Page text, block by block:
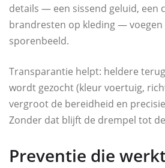
details — een sissend geluid, een
brandresten op kleding —
sporenbeeld.
Transparantie helpt: heldere
wordt gezocht (kleur voertuig,
vergroot de bereidheid en
Zonder dat blijft de drempel tot
Preventie die